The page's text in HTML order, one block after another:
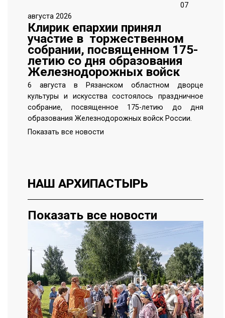
07
августа 2026
Клирик епархии принял
участие в торжественном
собрании, посвященном 175-
летию со дня образования
Железнодорожных войск
6 августа в Рязанском областном дворце
культуры и искусства состоялось праздничное
собрание, посвященное 175-летию до дня
образования Железнодорожных войск России.
Показать все новости
НАШ АРХИПАСТЫРЬ
Показать все новости